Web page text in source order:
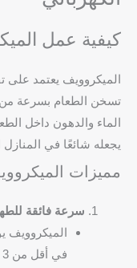
كيفية عمل
الميكروويف يعتمد على
تسخن الطعام بسرعة من
الماء والدهون داخل
يجعله شائعًا في المنازل
مميزات
سرعة فائقة
في أقل من 3 دقائق.